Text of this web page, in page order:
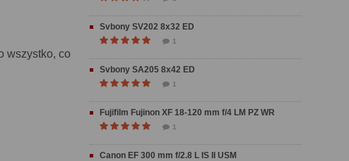
wszystko, co
Svbony SV202 8x32 ED
1
Svbony SA205 8x42 ED
1
Fujifilm Fujinon XF 18-120 mm f/4 LM PZ WR
1
Canon EF 300 mm f/2.8 L IS II USM